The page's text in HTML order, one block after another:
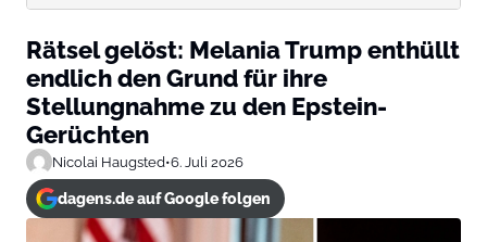
Rätsel gelöst: Melania Trump enthüllt
endlich den Grund für ihre
Stellungnahme zu den Epstein-
Gerüchten
Nicolai Haugsted•6. Juli 2026
dagens.de auf Google folgen